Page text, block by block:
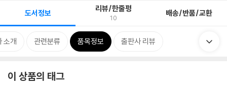
도서정보 리뷰/한줄평
10 배송/반품/교환
소개 관련분류 품목정보 출판사 리뷰
이 상품의 태그